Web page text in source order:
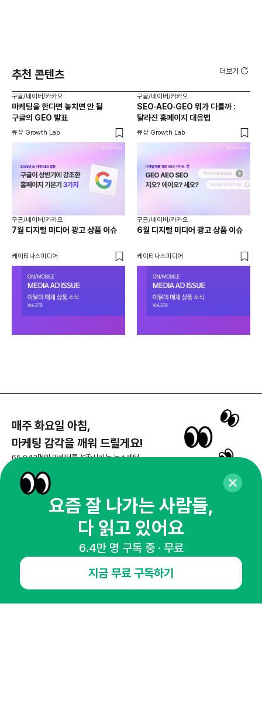
추천 콘텐츠 더보기
구글/네이버/카카오
마케팅을 한다면 놓치면 안 될
구글의 GEO 발표
큐샵 Growth Lab
구글/네이버/카카오
SEO·AEO·GEO 뭐가 다를까 :
달라진 홈페이지 대응법
큐샵 Growth Lab
구글/네이버/카카오
7월 디지털 미디어 광고 상품 이슈
케이티나스미디어
구글/네이버/카카오
6월 디지털 미디어 광고 상품 이슈
케이티나스미디어
매주 화요일 아침,
마케팅 감각을 깨워 드릴게요!
65,043명의 마케터를 성장시키는 뉴스레터
뉴스레터 구독하기
공지사항 제휴문의
인사이터 신청
뉴스레터
요즘 잘 나가는 사람들,
다 읽고 있어요
6.4만 명 구독 중 · 무료
지금 무료 구독하기